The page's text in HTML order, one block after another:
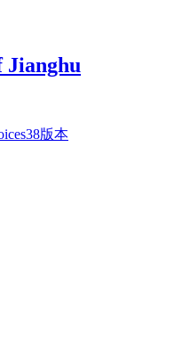
Jianghu